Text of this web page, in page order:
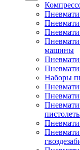
машины
Наборы